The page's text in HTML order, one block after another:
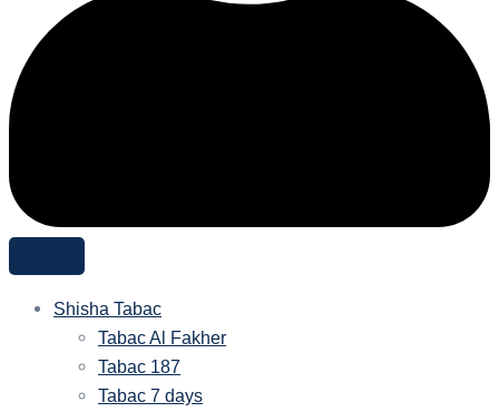
Shisha Tabac
Tabac Al Fakher
Tabac 187
Tabac 7 days